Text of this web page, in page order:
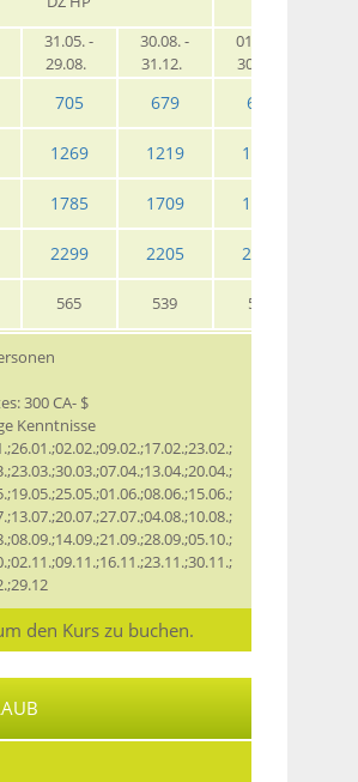
31.05. -
29.08.
30.08. -
31.12.
01.01. -
30.05.
705 679 659
1269 1219 1185
1785 1709 1655
2299 2205 2125
565 539 519
300 CA- $
Kenntnisse
den Kurs zu buchen.